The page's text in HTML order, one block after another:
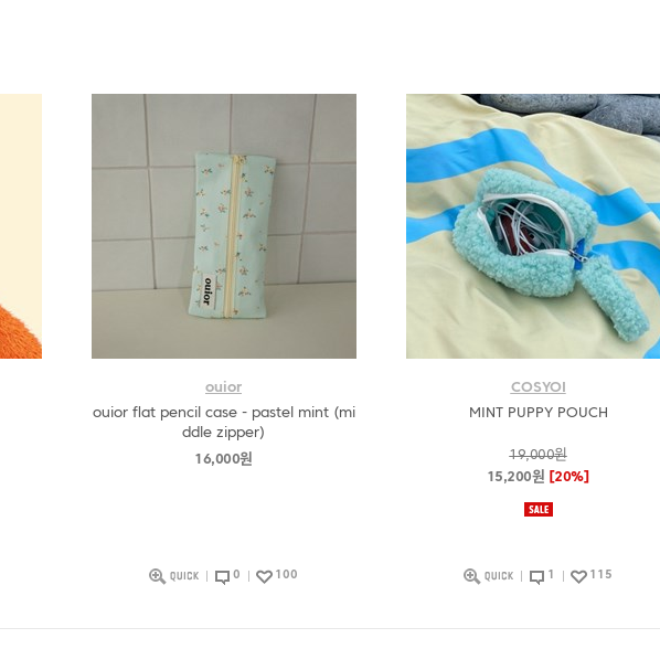
ouior
ouior flat pencil case - pastel mint (mi
ddle zipper)
16,000원
0 100
COSYOI
MINT PUPPY POUCH
19,000원
15,200원 [20%]
1 115